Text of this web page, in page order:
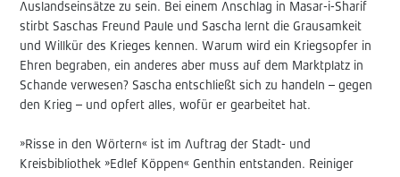
Auslandseinsätze zu sein. Bei einem Anschlag in Masar-i-Sharif
stirbt Saschas Freund Paule und Sascha lernt die Grausamkeit
und Willkür des Krieges kennen. Warum wird ein Kriegsopfer in
Ehren begraben, ein anderes aber muss auf dem Marktplatz in
Schande verwesen? Sascha entschließt sich zu handeln – gegen
den Krieg – und opfert alles, wofür er gearbeitet hat.
»Risse in den Wörtern« ist im Auftrag der Stadt- und
Kreisbibliothek »Edlef Köppen« Genthin entstanden. Reiniger